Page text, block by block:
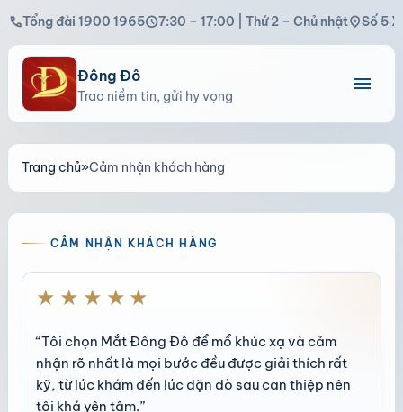
callTổng đài 1900 1965schedule7:30 – 17:00 | Thứ 2 – Chủ nhậtlocation_onSố 5
Đông Đô
Trao niềm tin, gửi hy vọng menu
Trang chủ»Cảm nhận khách hàng
CẢM NHẬN KHÁCH HÀNG
★★★★★
“Tôi chọn Mắt Đông Đô để mổ khúc xạ và cảm
nhận rõ nhất là mọi bước đều được giải thích rất
kỹ, từ lúc khám đến lúc dặn dò sau can thiệp nên
tôi khá yên tâm.”